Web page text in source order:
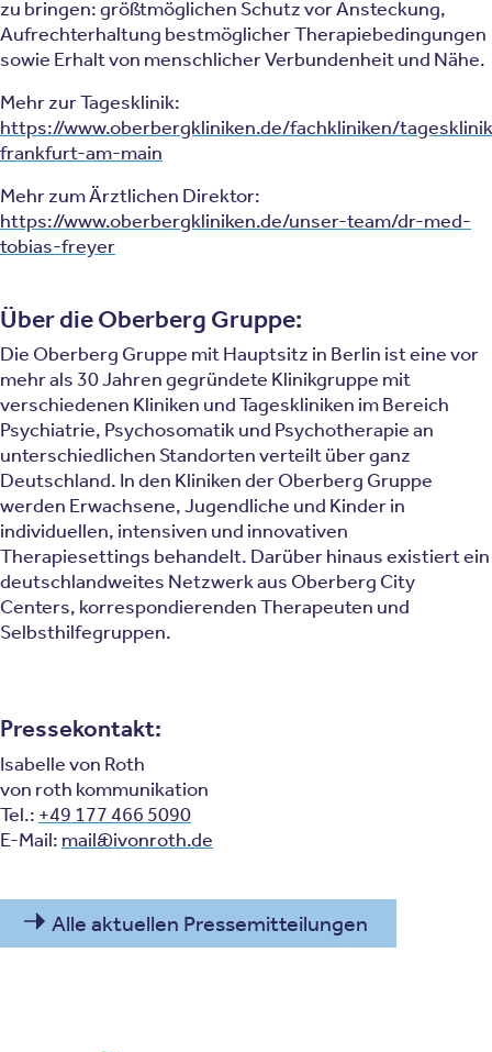
zu bringen: größtmöglichen Schutz vor Ansteckung,
Aufrechterhaltung bestmöglicher Therapiebedingungen
sowie Erhalt von menschlicher Verbundenheit und Nähe.
Mehr zur Tagesklinik:
https://www.oberbergkliniken.de/fachkliniken/
frankfurt-am-main
Mehr zum Ärztlichen Direktor:
https://www.oberbergkliniken.de/unser-team/dr-med-
tobias-freyer
Über die Oberberg Gruppe:
Die Oberberg Gruppe mit Hauptsitz in Berlin ist eine vor
mehr als 30 Jahren gegründete Klinikgruppe mit
verschiedenen Kliniken und Tageskliniken im Bereich
Psychiatrie, Psychosomatik und Psychotherapie an
unterschiedlichen Standorten verteilt über ganz
Deutschland. In den Kliniken der Oberberg Gruppe
werden Erwachsene, Jugendliche und Kinder in
individuellen, intensiven und innovativen
Therapiesettings behandelt. Darüber hinaus existiert ein
deutschlandweites Netzwerk aus Oberberg City
Centers, korrespondierenden Therapeuten und
Selbsthilfegruppen.
Pressekontakt:
Isabelle von Roth
von roth kommunikation
Tel.: +49 177 466 5090
E-Mail: mail@ivonroth.de
Alle aktuellen Pressemitteilungen